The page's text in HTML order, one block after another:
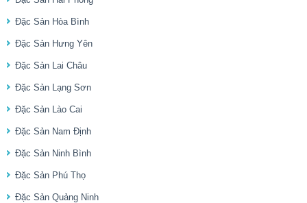
Đặc Sản Hòa Bình
Đặc Sản Hưng Yên
Đặc Sản Lai Châu
Đặc Sản Lạng Sơn
Đặc Sản Lào Cai
Đặc Sản Nam Định
Đặc Sản Ninh Bình
Đặc Sản Phú Thọ
Đặc Sản Quảng Ninh